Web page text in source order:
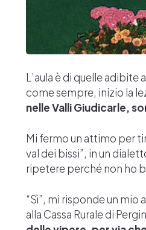
L’aula è di quelle
come sempre, inizio la
nelle Valli Giudicarle,
Mi fermo un attimo per
val dei bissi”, in un
ripetere perché non ho
“Sì”, mi risponde un
alla Cassa Rurale di